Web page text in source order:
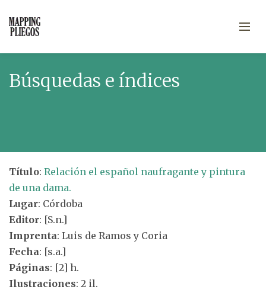
Búsquedas e índices
Título: Relación el español naufragante y pintura
de una dama.
Lugar: Córdoba
Editor: [S.n.]
Imprenta: Luis de Ramos y Coria
Fecha: [s.a.]
Páginas: [2] h.
Ilustraciones: 2 il.